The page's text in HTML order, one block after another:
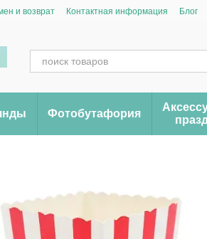
и возврат Контактная информация Блог
Фотобутафория